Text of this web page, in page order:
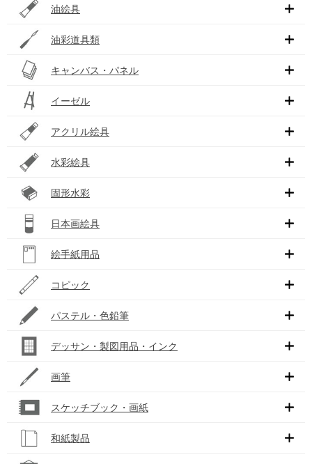
油絵具
油彩道具類
キャンバス・パネル
イーゼル
アクリル絵具
水彩絵具
固形水彩
日本画絵具
絵手紙用品
コピック
パステル・色鉛筆
デッサン・製図用品・インク
画筆
スケッチブック・画紙
和紙製品